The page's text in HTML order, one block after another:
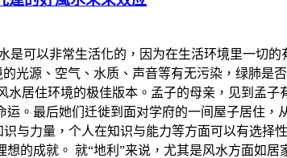
可以非常生活化的，因为在生活环境里一切
光源、空气、水质、声音等有无污染，绿肺是
居住环境的极佳版本。孟子的母亲，见到孟
。最后她们迁徙到面对学府的一间屋子居住
与力量，个人在知识与能力等方面可以有选择
的成就。 就“地利”来说，尤其是风水方面如